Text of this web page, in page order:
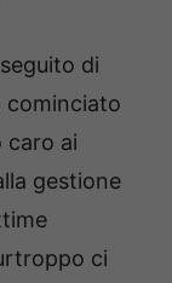
di
cominciato
caro ai
gestione
ci